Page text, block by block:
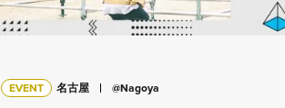
EVENT 名古屋 @Nagoya